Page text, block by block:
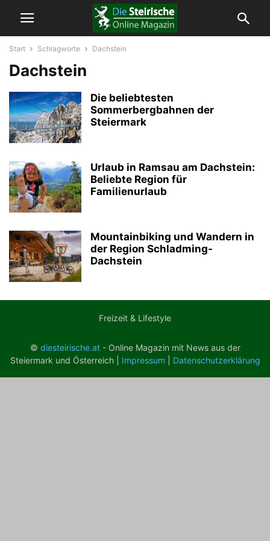
Start Schlagworte Dachstein
Dachstein
Die beliebtesten
Sommerbergbahnen der
Steiermark
Urlaub in Ramsau am Dachstein:
Beliebte Region für
Familienurlaub
Mountainbiking und Wandern in
der Region Schladming-
Dachstein
Freizeit & Lifestyle
© diesteirische.at- Online Magazin mit News aus der
Steiermark und Österreich | Impressum Datenschutzerklärung